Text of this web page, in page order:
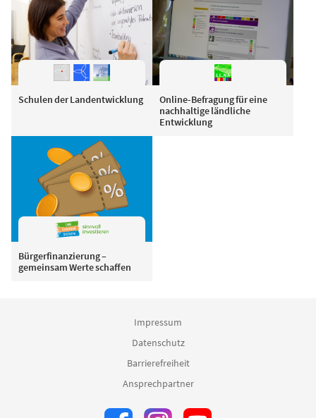
Schulen der Landentwicklung
Online-Befragung für eine
nachhaltige ländliche
Entwicklung
Bürgerfinanzierung –
gemeinsam Werte schaffen
Impressum
Datenschutz
Barrierefreiheit
Ansprechpartner